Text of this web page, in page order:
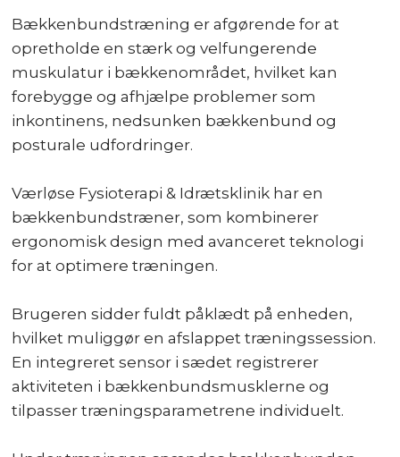
Bækkenbundstræning er afgørende for at
opretholde en stærk og velfungerende
muskulatur i bækkenområdet, hvilket kan
forebygge og afhjælpe problemer som
inkontinens, nedsunken bækkenbund og
posturale udfordringer.
Værløse Fysioterapi & Idrætsklinik har en
bækkenbundstræner, som kombinerer
ergonomisk design med avanceret teknologi
for at optimere træningen.
Brugeren sidder fuldt påklædt på enheden,
hvilket muliggør en afslappet træningssession.
En integreret sensor i sædet registrerer
aktiviteten i bækkenbundsmusklerne og
tilpasser træningsparametrene individuelt.